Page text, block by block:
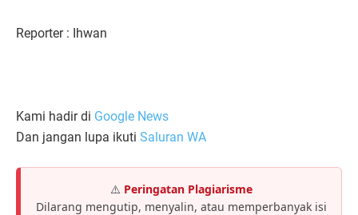
Reporter : Ihwan
Kami hadir di Google News
Dan jangan lupa ikuti Saluran WA
⚠️ Peringatan Plagiarisme
Dilarang mengutip, menyalin, atau memperbanyak isi